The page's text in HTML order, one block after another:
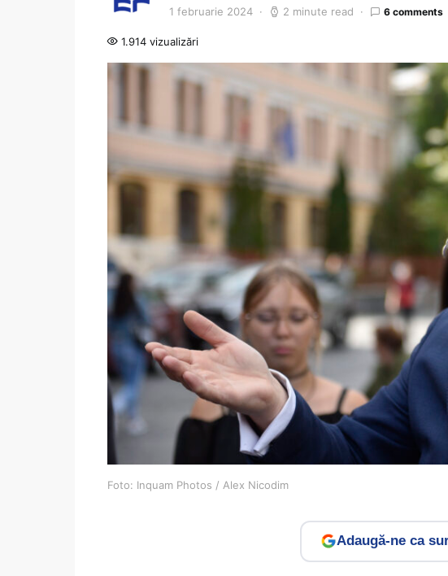
1 februarie 2024 2 minute read 6 comments
1.914 vizualizări
Foto: Inquam Photos / Alex Nicodim
Adaugă-ne ca